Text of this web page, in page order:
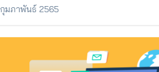
กุมภาพันธ์ 2565